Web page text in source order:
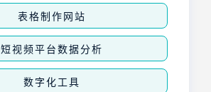
表格制作网站
短视频平台数据分析
数字化工具